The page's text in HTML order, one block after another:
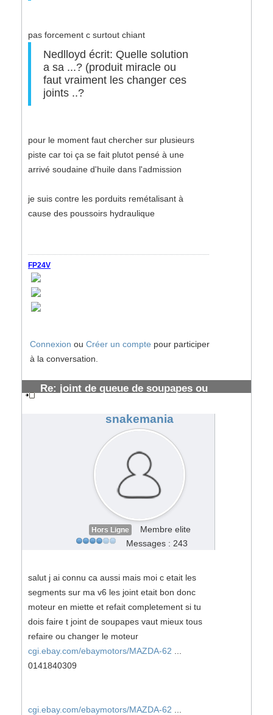
pas forcement c surtout chiant
Nedlloyd écrit: Quelle solution
a sa ...? (produit miracle ou
faut vraiment les changer ces
joints ..?
pour le moment faut chercher sur plusieurs
piste car toi ça se fait plutot pensé à une
arrivé soudaine d'huile dans l'admission
je suis contre les porduits remétalisant à
cause des poussoirs hydraulique
FP24V
Connexion ou Créer un compte pour participer
à la conversation.
Re: joint de queue de soupapes ou
snakemania
Hors Ligne
Membre elite
Messages : 243
salut j ai connu ca aussi mais moi c etait les
segments sur ma v6 les joint etait bon donc
moteur en miette et refait completement si tu
dois faire t joint de soupapes vaut mieux tous
refaire ou changer le moteur
cgi.ebay.com/ebaymotors/MAZDA-62
0141840309
cgi.ebay.com/ebaymotors/MAZDA-62